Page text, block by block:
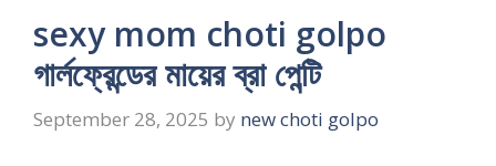
sexy mom choti golpo
গার্লফ্রেন্ডের মায়ের ব্রা পেন্টি
September 28, 2025 by new choti golpo